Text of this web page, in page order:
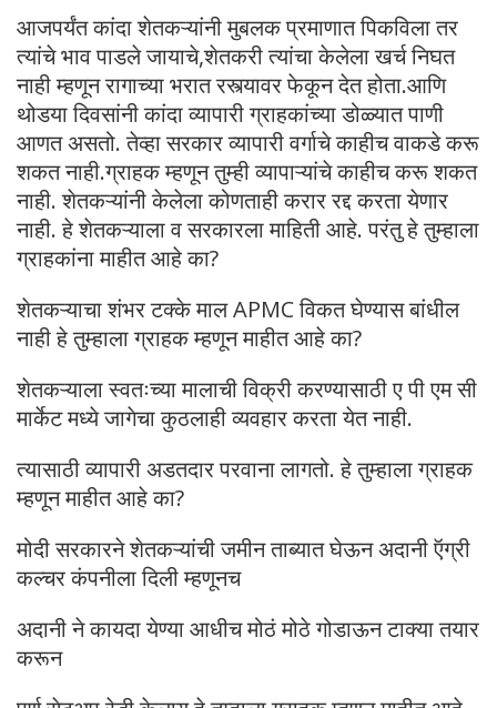
आजपर्यंत कांदा शेतकऱ्यांनी मुबलक प्रमाणात पिकविला तर
त्यांचे भाव पाडले जायाचे,शेतकरी त्यांचा केलेला खर्च निघत
नाही म्हणून रागाच्या भरात रस्त्यावर फेकून देत होता.आणि
थोडया दिवसांनी कांदा व्यापारी ग्राहकांच्या डोळ्यात पाणी
आणत असतो. तेव्हा सरकार व्यापारी वर्गाचे काहीच वाकडे करू
शकत नाही.ग्राहक म्हणून तुम्ही व्यापाऱ्यांचे काहीच करू शकत
नाही. शेतकऱ्यांनी केलेला कोणताही करार रद्द करता येणार
नाही. हे शेतकऱ्याला व सरकारला माहिती आहे. परंतु हे तुम्हाला
ग्राहकांना माहीत आहे का?
शेतकऱ्याचा शंभर टक्के माल APMC विकत घेण्यास बांधील
नाही हे तुम्हाला ग्राहक म्हणून माहीत आहे का?
शेतकऱ्याला स्वतःच्या मालाची विक्री करण्यासाठी ए पी एम सी
मार्केट मध्ये जागेचा कुठलाही व्यवहार करता येत नाही.
त्यासाठी व्यापारी अडतदार परवाना लागतो. हे तुम्हाला ग्राहक
म्हणून माहीत आहे का?
मोदी सरकारने शेतकऱ्यांची जमीन ताब्यात घेऊन अदानी ऍग्री
कल्चर कंपनीला दिली म्हणूनच
अदानी ने कायदा येण्या आधीच मोठं मोठे गोडाऊन टाक्या तयार
करून